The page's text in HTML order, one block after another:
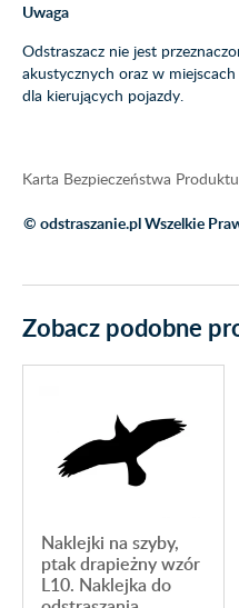
Uwaga
Odstraszacz nie jest
akustycznych oraz w
dla kierujących pojazdy.
Karta Bezpieczeństwa
© odstraszanie.pl Wszelkie
Zobacz podobne
Naklejki na szyby,
ptak drapieżny wzór
L10. Naklejka do